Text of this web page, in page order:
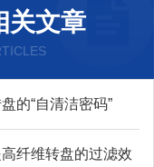
关文章
的“自清洁密码”
纤维转盘的过滤效